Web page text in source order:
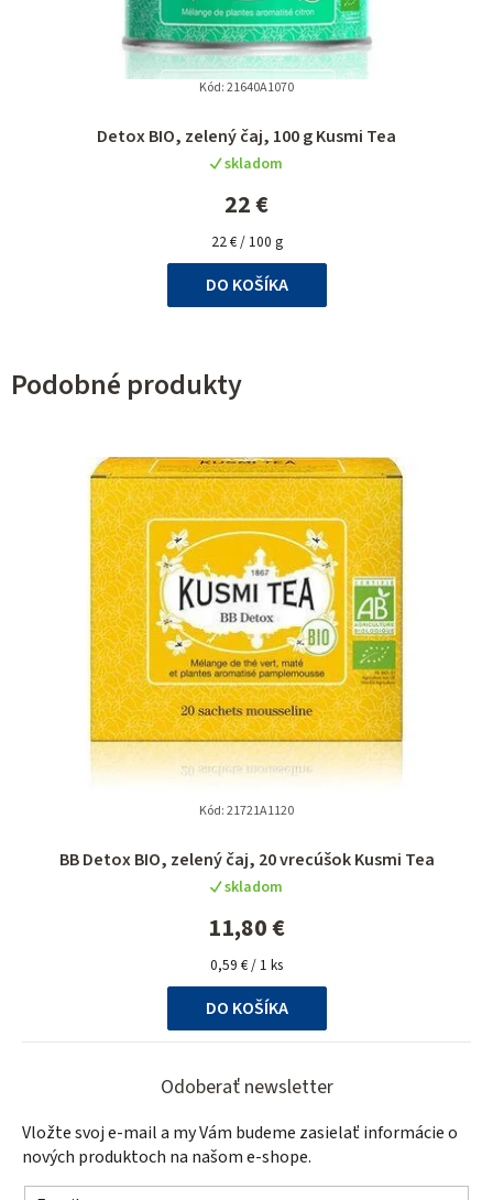
Detox BIO, zelený čaj, 100 g Kusmi Tea
skladom
22 €
Jednotková
cena:
22 € / 100 g
DO KOŠÍKA
Kód:21640A1070
Podobné produkty
BB Detox BIO, zelený čaj, 20 vrecúšok Kusmi Tea
skladom
11,80 €
Jednotková
cena:
0,59 € / 1 ks
DO KOŠÍKA
Kód:21721A1120
Odoberať newsletter
Vložte svoj e-mail a my Vám budeme zasielať informácie o
nových produktoch na našom e-shope.